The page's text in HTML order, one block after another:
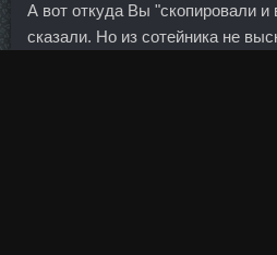
А вот откуда Вы "скопировали и
сказали. Но из сотейника не